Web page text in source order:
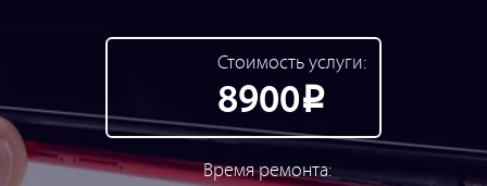
Стоимость услуги:
8900Р
Время ремонта: